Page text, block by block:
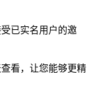
已实名用户的邀
看，让您能够更精